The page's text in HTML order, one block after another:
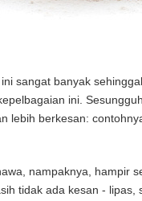
sangat banyak
ini.
lebih berkesan:
nampaknya, hampir
tidak ada kesan -